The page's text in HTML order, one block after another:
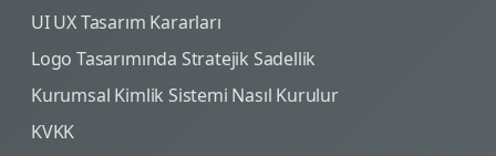
UI UX Tasarım Kararları
Logo Tasarımında Stratejik Sadellik
Kurumsal Kimlik Sistemi Nasıl Kurulur
KVKK